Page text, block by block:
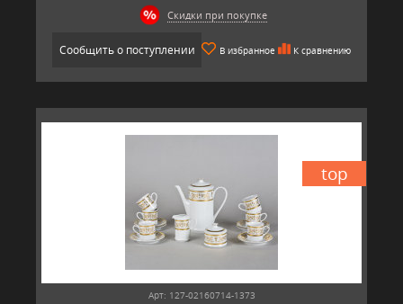
Скидки при покупке
Сообщить о поступлении В избранное К сравнению
top
Арт: 127-02160714-1373